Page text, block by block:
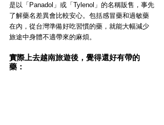
是以「Panadol」或「Tylenol」的名稱販售，事先
了解藥名差異會比較安心。包括感冒藥和過敏藥
在內，從台灣準備好吃習慣的藥，就能大幅減少
旅途中身體不適帶來的麻煩。
實際上去越南旅遊後，覺得還好有帶的
藥：